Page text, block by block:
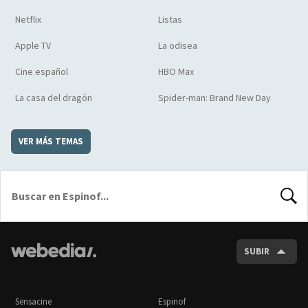
Netflix Listas
Apple TV La odisea
Cine español HBO Max
La casa del dragón Spider-man: Brand New Day
VER MÁS TEMAS
SUBIR
Sensacine Espinof